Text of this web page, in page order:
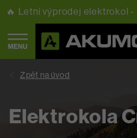
🔥 Letní výprodej elektrokol
Elektrokola